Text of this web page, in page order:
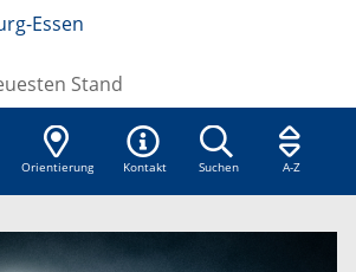
Essen
Stand
Orientierung Kontakt Suchen A-Z